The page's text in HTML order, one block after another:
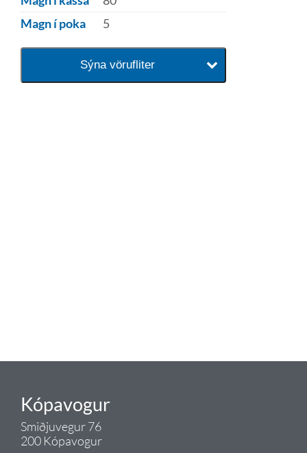
Magn í poka
5
Sýna vörufliter
Kópavogur
Smiðjuvegur 76
200 Kópavogur